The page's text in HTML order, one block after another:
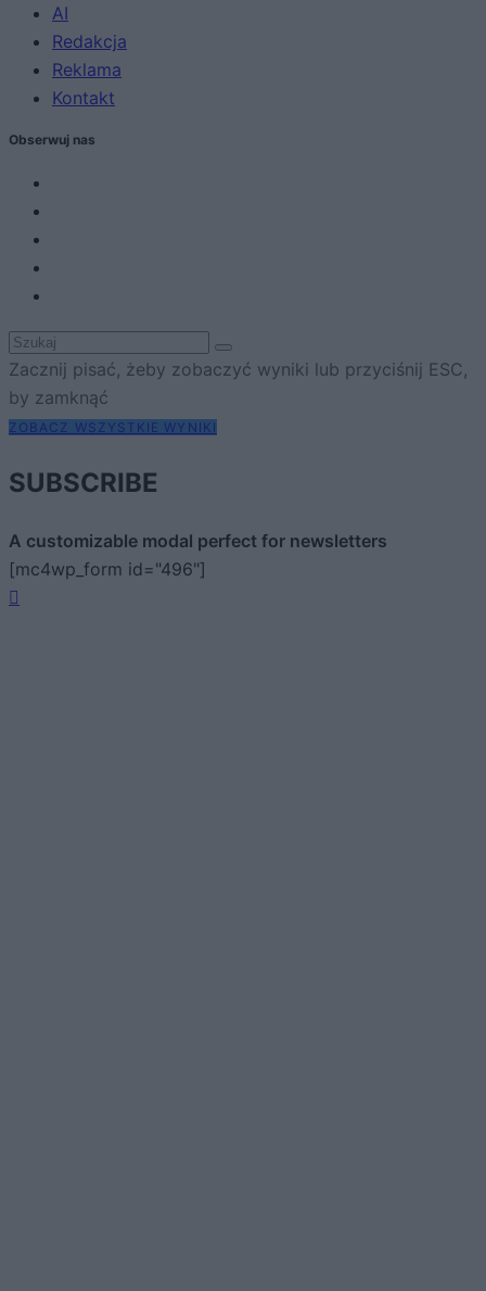
AI
Redakcja
Reklama
Kontakt
Obserwuj nas
Zacznij pisać, żeby zobaczyć wyniki lub przyciśnij ESC,
by zamknąć
ZOBACZ WSZYSTKIE WYNIKI
SUBSCRIBE
A customizable modal perfect for newsletters
[mc4wp_form id="496"]